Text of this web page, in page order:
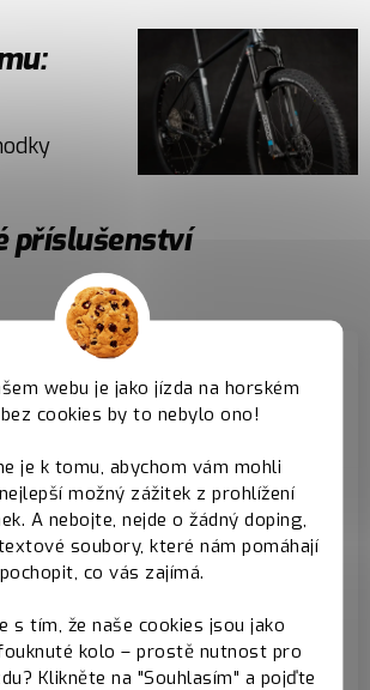
webu je jako jízda na horském
cookies by to nebylo ono!
je k tomu, abychom vám mohli
možný zážitek z prohlížení
A nebojte, nejde o žádný doping,
soubory, které nám pomáhají
pochopit, co vás zajímá.
s tím, že naše cookies jsou jako
kolo – prostě nutnost pro
Klikněte na "Souhlasím" a pojďte
příslušenství
osa -
Hlavové složení -
prodává se
samostatně
K rámu doporučujeme
zakoupit
semiintegrované